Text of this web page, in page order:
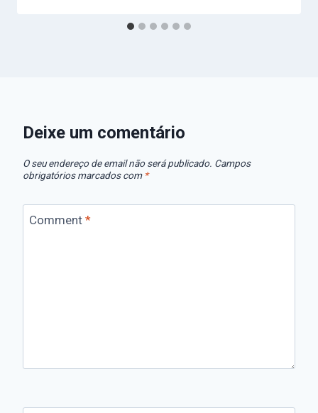
Deixe um comentário
O seu endereço de email não será publicado. Campos
obrigatórios marcados com *
Comment *